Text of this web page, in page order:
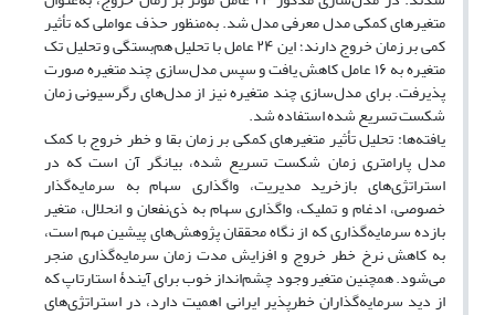
متغیرهای کمکی مدل معرفی مدل شد. به‌منظور حذف عواملی که تأثیر
کمی بر زمان خروج دارند؛ این ۲۴ عامل با تحلیل هم‌بستگی و تحلیل تک
متغیره به ۱۶ عامل کاهش یافت و سپس مدل‌سازی چند متغیره صورت
پذیرفت. برای مدل‌سازی چند متغیره نیز از مدل‌های رگرسیونی زمان
شکست تسریع شده استفاده شد.
یافته‌ها: تحلیل تأثیر متغیرهای کمکی بر زمان بقا و خطر خروج با کمک
مدل پارامتری زمان شکست تسریع شده، بیانگر آن است که در
استراتژی‌های بازخرید مدیریت، واگذاری سهام به سرمایه‌گذار
خصوصی، ادغام و تملیک، واگذاری سهام به ذی‌نفعان و انحلال، متغیر
بازده سرمایه‌گذاری که از نگاه محققان پژوهش‌های پیشین مهم است،
به کاهش نرخ خطر خروج و افزایش مدت زمان سرمایه‌گذاری منجر
می‌شود. همچنین متغیر وجود چشم‌انداز خوب برای آیندۀ استارتاپ که
از دید سرمایه‌گذاران خطرپذیر ایرانی اهمیت دارد، در استراتژی‌های